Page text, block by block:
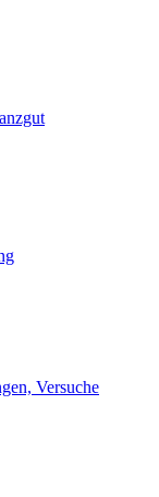
Versuche